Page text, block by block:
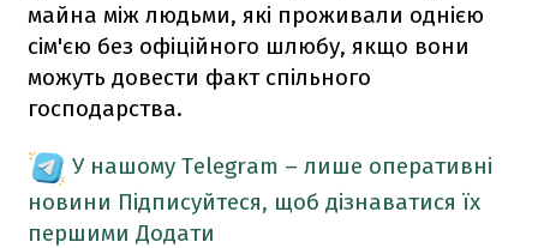
майна між людьми, які проживали однією
сім'єю без офіційного шлюбу, якщо вони
можуть довести факт спільного
господарства.
У нашому Telegram – лише оперативні
новини Підписуйтеся, щоб дізнаватися їх
першими Додати